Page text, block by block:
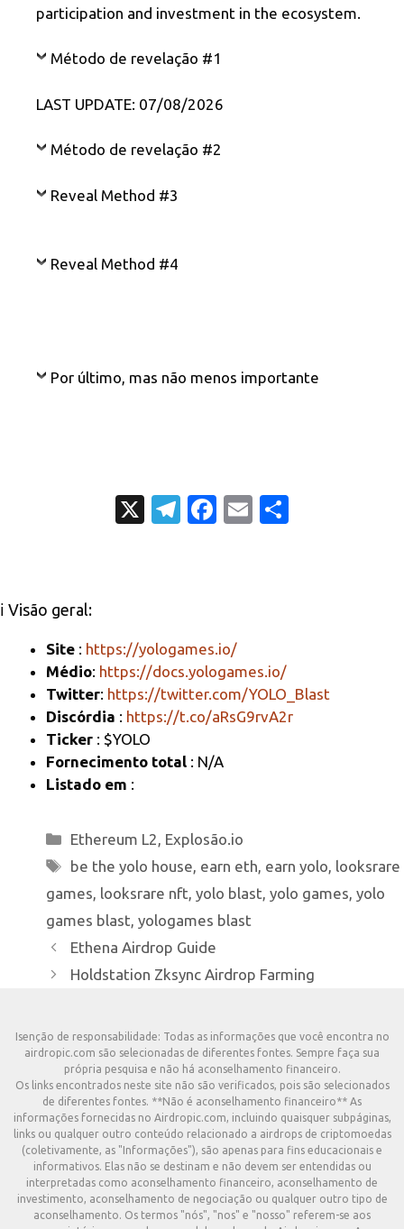
participation and investment in the ecosystem.
Método de revelação #1
LAST UPDATE: 07/08/2026
Método de revelação #2
Reveal Method #3
Reveal Method #4
Por último, mas não menos importante
X
T
m
Fa
o
k
E
h
ar
ℹ️ Visão geral:
Site : https://yologames.io/
Médio: https://docs.yologames.io/
Twitter: https://twitter.com/YOLO_Blast
Discórdia : https://t.co/aRsG9rvA2r
Ticker : $YOLO
Fornecimento total : N/A
Listado em :
Categorias
Ethereum L2 Explosão.io
Tags
be the yolo house earn eth earn yolo looksrare
games looksrare nft yolo blast yolo games yolo
games blast yologames blast
Ethena Airdrop Guide
Holdstation Zksync Airdrop Farming
Isenção de responsabilidade: Todas as informações que você encontra no
airdropic.com são selecionadas de diferentes fontes. Sempre faça sua
própria pesquisa e não há aconselhamento financeiro.
Os links encontrados neste site não são verificados, pois são selecionados
de diferentes fontes. **Não é aconselhamento financeiro** As
informações fornecidas no Airdropic.com, incluindo quaisquer subpáginas,
links ou qualquer outro conteúdo relacionado a airdrops de criptomoedas
(coletivamente, as "Informações"), são apenas para fins educacionais e
informativos. Elas não se destinam e não devem ser entendidas ou
interpretadas como aconselhamento financeiro, aconselhamento de
investimento, aconselhamento de negociação ou qualquer outro tipo de
aconselhamento. Os termos "nós", "nos" e "nosso" referem-se aos